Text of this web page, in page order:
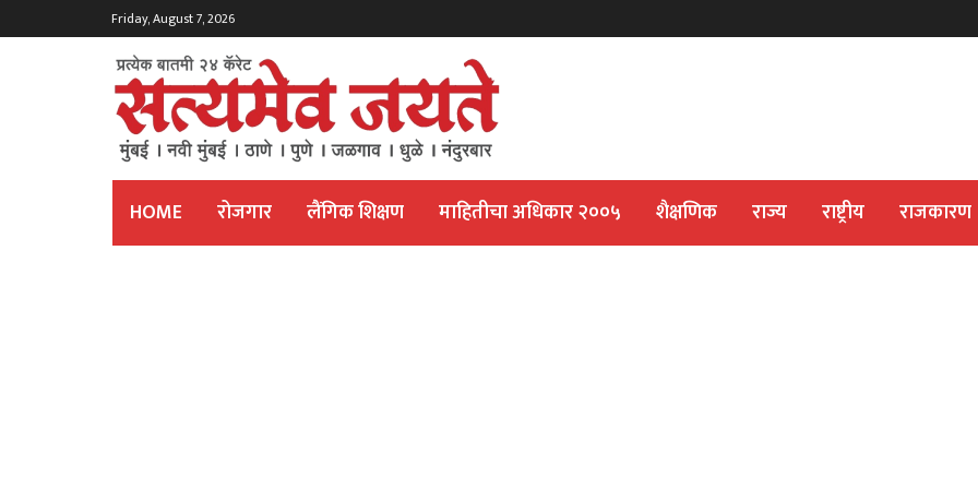
Friday, August 7, 2026
HOME रोजगार लैंगिक शिक्षण माहितीचा अधिकार २००५ शैक्षणिक राज्य राष्ट्रीय राजकारण